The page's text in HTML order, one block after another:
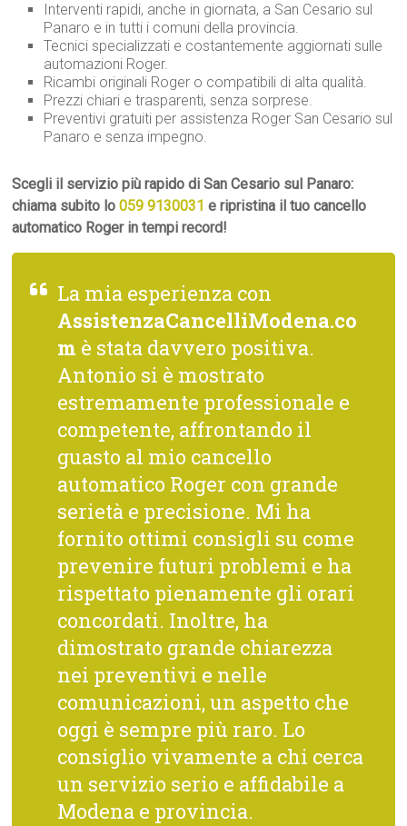
Interventi rapidi, anche in giornata, a San Cesario sul
Panaro e in tutti i comuni della provincia.
Tecnici specializzati e costantemente aggiornati sulle
automazioni Roger.
Ricambi originali Roger o compatibili di alta qualità.
Prezzi chiari e trasparenti, senza sorprese.
Preventivi gratuiti per assistenza Roger San Cesario sul
Panaro e senza impegno.
Scegli il servizio più rapido di San Cesario sul Panaro:
chiama subito lo 059 9130031 e ripristina il tuo cancello
automatico Roger in tempi record!
La mia esperienza con
AssistenzaCancelliModena.co
m è stata davvero positiva.
Antonio si è mostrato
estremamente professionale e
competente, affrontando il
guasto al mio cancello
automatico Roger con grande
serietà e precisione. Mi ha
fornito ottimi consigli su come
prevenire futuri problemi e ha
rispettato pienamente gli orari
concordati. Inoltre, ha
dimostrato grande chiarezza
nei preventivi e nelle
comunicazioni, un aspetto che
oggi è sempre più raro. Lo
consiglio vivamente a chi cerca
un servizio serio e affidabile a
Modena e provincia.